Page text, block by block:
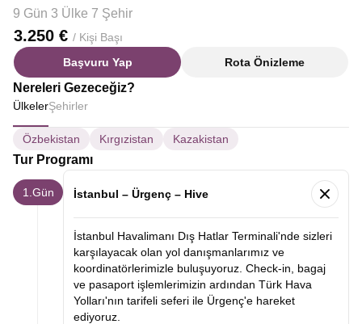
9 Gün 3 Ülke 7 Şehir
3.250 € / Kişi Başı
Başvuru Yap
Rota Önizleme
Nereleri Gezeceğiz?
ÜlkelerŞehirler
Özbekistan Kırgızistan Kazakistan
Tur Programı
1.Gün İstanbul – Ürgenç – Hive
İstanbul Havalimanı Dış Hatlar Terminali'nde sizleri
karşılayacak olan yol danışmanlarımız ve
koordinatörlerimizle buluşuyoruz. Check-in, bagaj
ve pasaport işlemlerimizin ardından Türk Hava
Yolları'nın tarifeli seferi ile Ürgenç'e hareket
ediyoruz.